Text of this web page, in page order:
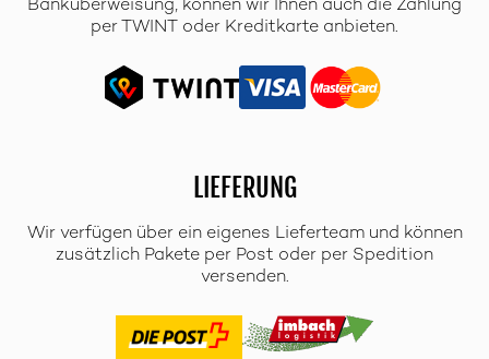
Banküberweisung, können wir Ihnen auch die Zahlung
per TWINT oder Kreditkarte anbieten.
LIEFERUNG
Wir verfügen über ein eigenes Lieferteam und können
zusätzlich Pakete per Post oder per Spedition
versenden.